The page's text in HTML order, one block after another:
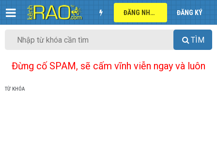
ĐĂNG NHẬP ĐĂNG KÝ
TÌM
Đừng cố SPAM, sẽ cấm vĩnh viễn ngay và luôn
TỪ KHÓA